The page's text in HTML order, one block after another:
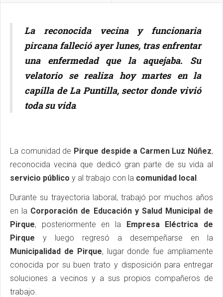
La reconocida vecina y funcionaria
pircana falleció ayer lunes, tras enfrentar
una enfermedad que la aquejaba. Su
velatorio se realiza hoy martes en la
capilla de La Puntilla, sector donde vivió
toda su vida.
La comunidad de Pirque despide a Carmen Luz Núñez,
reconocida vecina que dedicó gran parte de su vida al
servicio público y al trabajo con la comunidad local.
Durante su trayectoria laboral, trabajó por muchos años
en la Corporación de Educación y Salud Municipal de
Pirque, posteriormente en la Empresa Eléctrica de
Pirque y luego regresó a desempeñarse en la
Municipalidad de Pirque, lugar donde fue ampliamente
conocida por su buen trato y disposición para entregar
soluciones a vecinos y a sus propios compañeros de
trabajo.